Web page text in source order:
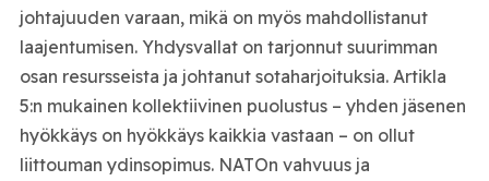
johtajuuden varaan, mikä on myös mahdollistanut
laajentumisen. Yhdysvallat on tarjonnut suurimman
osan resursseista ja johtanut sotaharjoituksia. Artikla
5:n mukainen kollektiivinen puolustus – yhden jäsenen
hyökkäys on hyökkäys kaikkia vastaan – on ollut
liittouman ydinsopimus. NATOn vahvuus ja